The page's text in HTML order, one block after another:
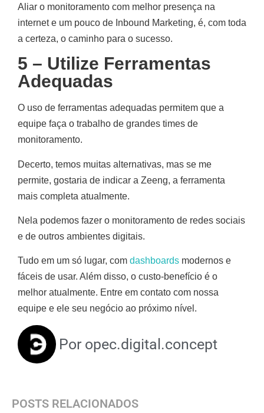
Aliar o monitoramento com melhor presença na
internet e um pouco de Inbound Marketing, é, com toda
a certeza, o caminho para o sucesso.
5 – Utilize Ferramentas
Adequadas
O uso de ferramentas adequadas permitem que a
equipe faça o trabalho de grandes times de
monitoramento.
Decerto, temos muitas alternativas, mas se me
permite, gostaria de indicar a Zeeng, a ferramenta
mais completa atualmente.
Nela podemos fazer o monitoramento de redes sociais
e de outros ambientes digitais.
Tudo em um só lugar, com dashboards modernos e
fáceis de usar. Além disso, o custo-benefício é o
melhor atualmente. Entre em contato com nossa
equipe e ele seu negócio ao próximo nível.
Por opec.digital.concept
POSTS RELACIONADOS